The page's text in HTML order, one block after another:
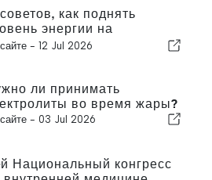
как поднять
энергии на
день после
- 12 Jul 2026
ли принимать
во время жары?
- 03 Jul 2026
й Национальный конгресс